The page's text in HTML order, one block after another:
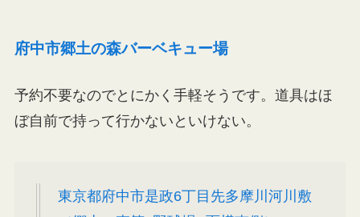
府中市郷土の森バーベキュー場
予約不要なのでとにかく手軽そうです。道具はほ
ぼ自前で持って行かないといけない。
東京都府中市是政6丁目先多摩川河川敷